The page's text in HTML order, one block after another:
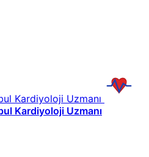
Kardiyoloji Uzmanı
Kardiyoloji Uzmanı